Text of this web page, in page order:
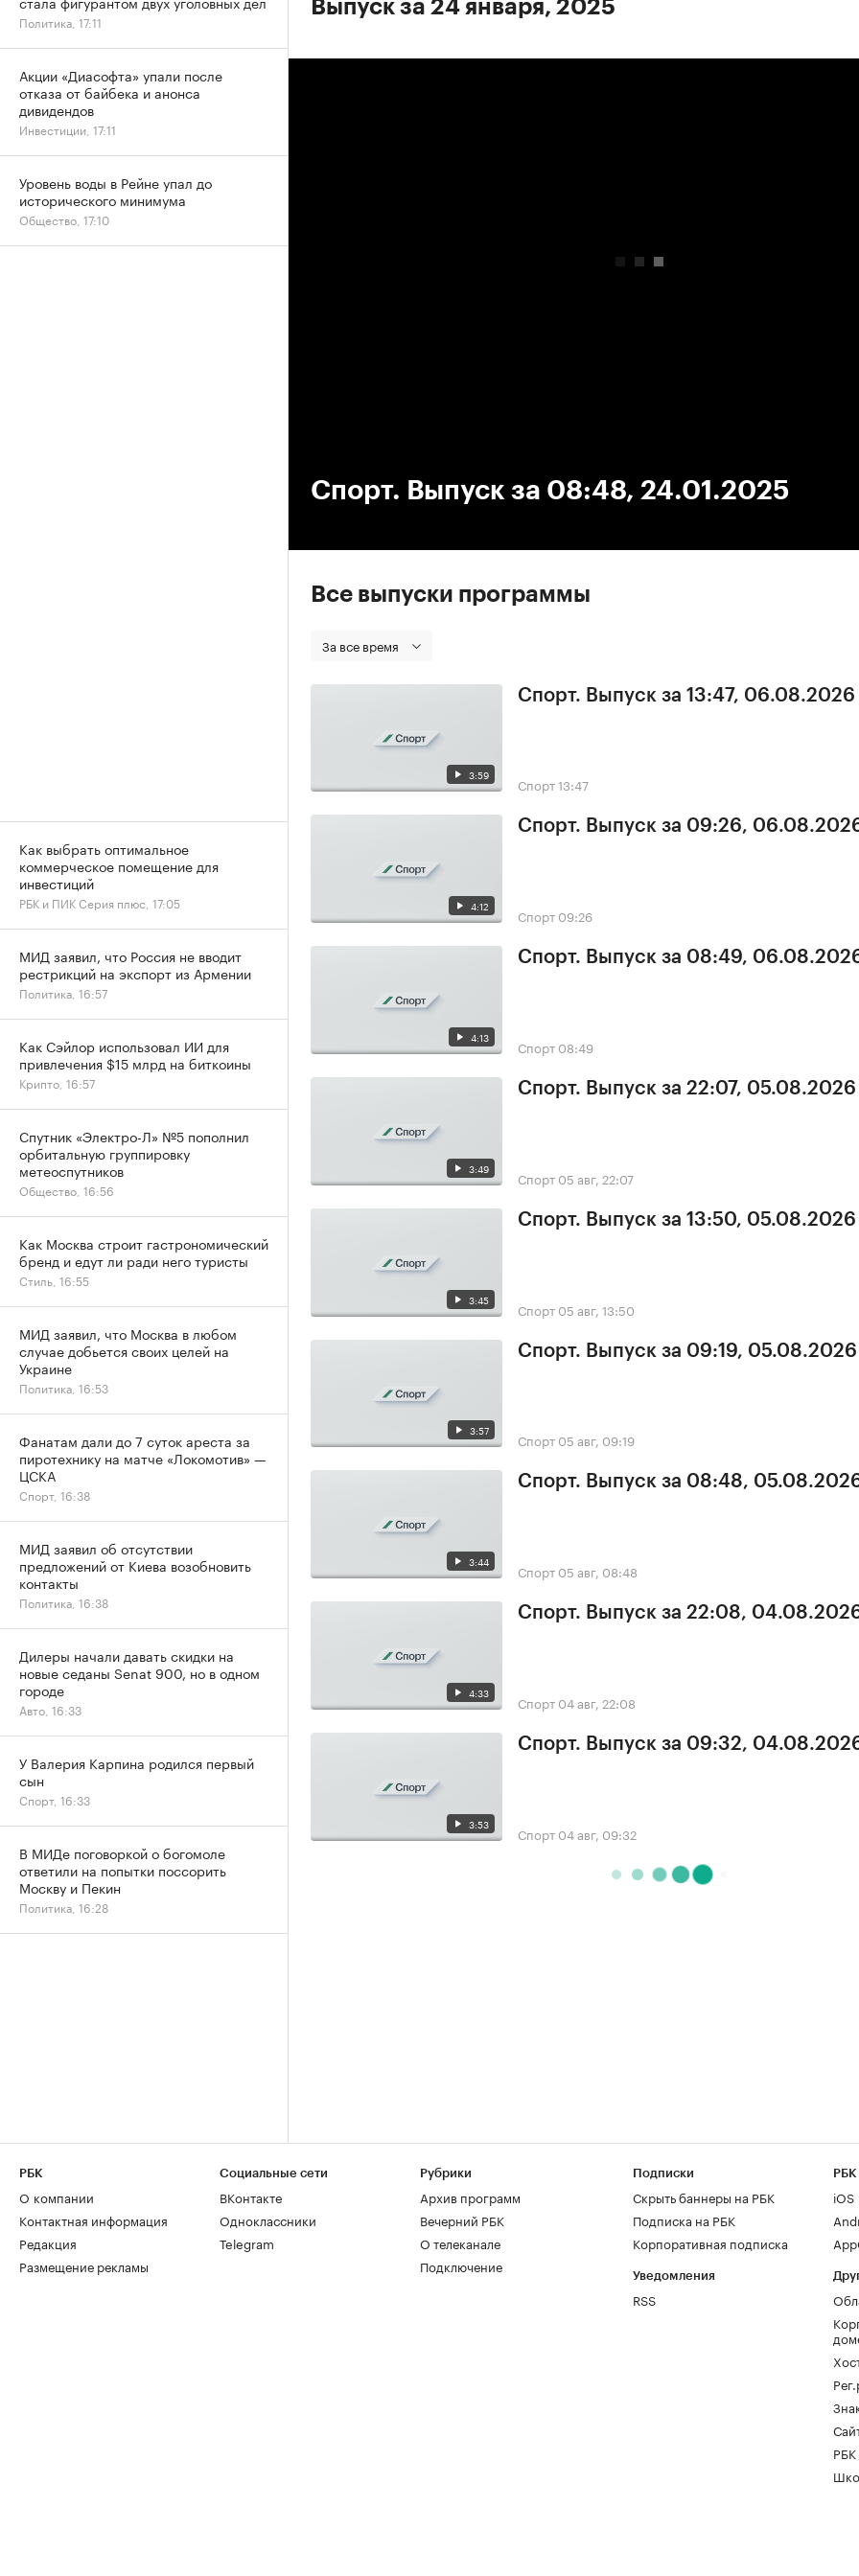
Выпуск за 24 января, 2025
Спорт. Выпуск за 08:48, 24.01.2025
Все выпуски программы
За все время
3:59
Спорт. Выпуск за 13:47, 06.08.2026
Спорт13:47
4:12
Спорт. Выпуск за 09:26,
Спорт 09:26
4:13
Спорт. Выпуск за 08:49,
Спорт 08:49
3:49
Спорт. Выпуск за 22:07, 05.08.2026
Спорт 05 авг, 22:07
3:45
Спорт. Выпуск за 13:50, 05.08.2026
Спорт 05 авг, 13:50
3:57
Спорт. Выпуск за 09:19, 05.08.2026
Спорт 05 авг, 09:19
3:44
Спорт. Выпуск за 08:48,
Спорт 05 авг, 08:48
4:33
Спорт. Выпуск за 22:08,
Спорт 04 авг, 22:08
3:53
Спорт. Выпуск за 09:32,
Спорт 04 авг, 09:32
Политика, 17:11
Акции «Диасофта» упали после
отказа от байбека и анонса
дивидендов
Инвестиции, 17:11
Уровень воды в Рейне упал до
исторического минимума
Общество, 17:10
Как выбрать оптимальное
коммерческое помещение для
инвестиций
РБК и ПИК Серия плюс, 17:05
МИД заявил, что Россия не вводит
рестрикций на экспорт из Армении
Политика, 16:57
Как Сэйлор использовал ИИ для
привлечения $15 млрд на биткоины
Крипто, 16:57
Спутник «Электро-Л» №5 пополнил
орбитальную группировку
метеоспутников
Общество, 16:56
Как Москва строит гастрономический
бренд и едут ли ради него туристы
Стиль, 16:55
МИД заявил, что Москва в любом
случае добьется своих целей на
Украине
Политика, 16:53
Фанатам дали до 7 суток ареста за
пиротехнику на матче «Локомотив» —
ЦСКА
Спорт, 16:38
МИД заявил об отсутствии
предложений от Киева возобновить
контакты
Политика, 16:38
Дилеры начали давать скидки на
новые седаны Senat 900, но в одном
городе
Авто, 16:33
У Валерия Карпина родился первый
сын
Спорт, 16:33
В МИДе поговоркой о богомоле
ответили на попытки поссорить
Москву и Пекин
Политика, 16:28
РБК
О компании
Контактная информация
Редакция
Размещение рекламы
Социальные сети
ВКонтакте
Одноклассники
Telegram
Рубрики
Архив программ
Вечерний РБК
О телеканале
Подключение
Подписки
Скрыть баннеры на РБК
Подписка на РБК
Корпоративная подписка
Уведомления
RSS
РБК
iOS